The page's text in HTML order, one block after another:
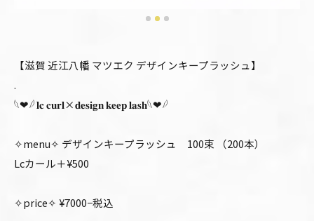
【滋賀 近江八幡 マツエク デザインキープラッシュ】
.
𓆩❤︎𓆪 𝐥𝐜 𝐜𝐮𝐫𝐥×𝐝𝐞𝐬𝐢𝐠𝐧 𝐤𝐞𝐞𝐩 𝐥𝐚𝐬𝐡𓆩❤︎𓆪
✧menu✧ デザインキープラッシュ 100束 （200本）
Lcカール＋¥500
✧price✧ ¥7000−税込